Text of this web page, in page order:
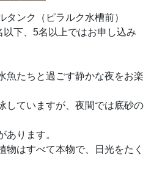
タンク（ピラルク水槽前）
以下、5名以上ではお申し込み
魚たちと過ごす静かな夜をお楽
していますが、夜間では底砂の
あります。
物はすべて本物で、日光をたく